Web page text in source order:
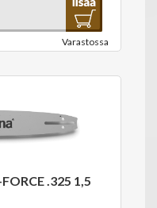
Varastossa
.325 1,5